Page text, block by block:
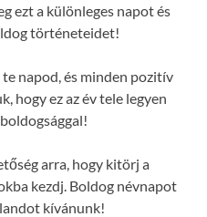
ezt a különleges napot és
történeteidet!
te napod, és minden pozitív
hogy ez az év tele legyen
arra, hogy kitörj a
kezdj. Boldog névnapot
kívánunk!